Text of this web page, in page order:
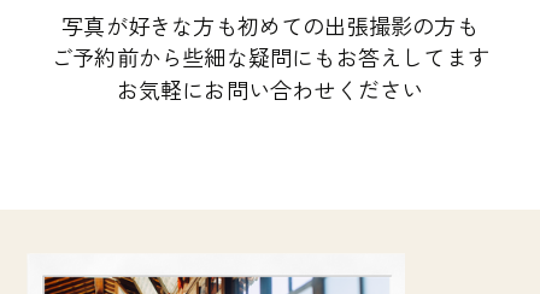
写真が好きな方も初めての出張撮影の方も
ご予約前から些細な疑問にもお答えしてます
お気軽にお問い合わせください